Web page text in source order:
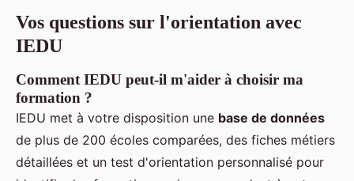
Vos questions sur l'orientation avec
IEDU
Comment IEDU peut-il m'aider à choisir ma
formation ?
IEDU met à votre disposition une base de données
de plus de 200 écoles comparées, des fiches métiers
détaillées et un test d'orientation personnalisé pour